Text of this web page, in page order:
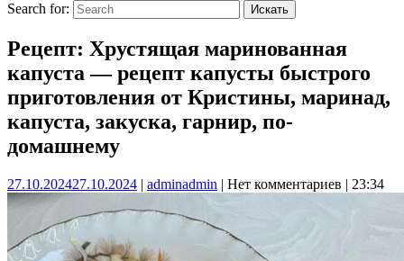
Search for:
Рецепт: Хрустящая маринованная
капуста — рецепт капусты быстрого
приготовления от Кристины, маринад,
капуста, закуска, гарнир, по-
домашнему
27.10.202427.10.2024 | adminadmin | Нет комментариев | 23:34